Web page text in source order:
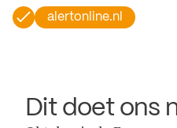
alertonline.nl
Dit doet ons